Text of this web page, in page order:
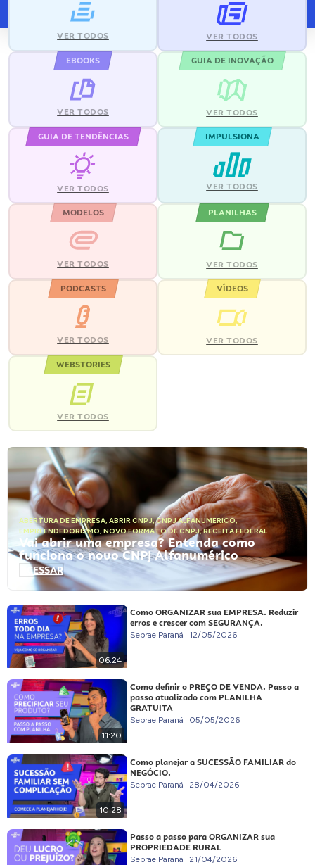
VER TODOS VER TODOS
EBOOKS
VER TODOS
GUIA DE INOVAÇÃO
VER TODOS
GUIA DE TENDÊNCIAS
VER TODOS
IMPULSIONA
VER TODOS
MODELOS
VER TODOS
PLANILHAS
VER TODOS
PODCASTS
VER TODOS
VÍDEOS
VER TODOS
WEBSTORIES
VER TODOS
ABERTURA DE EMPRESA, ABRIR CNPJ,CNPJ ALFANUMÉRICO,
EMPREENDEDORISMO, NOVO FORMATO DE CNPJ,RECEITA FEDERAL
Vai abrir uma empresa? Entenda como
funciona o novo CNPJ Alfanumérico
ACESSAR
06:24
Como ORGANIZAR sua EMPRESA. Reduzir
erros e crescer com SEGURANÇA.
Sebrae Paraná 12/05/2026
11:20
Como definir o PREÇO DE VENDA. Passo a
passo atualizado com PLANILHA
GRATUITA
Sebrae Paraná 05/05/2026
10:28
Como planejar a SUCESSÃO FAMILIAR do
NEGÓCIO.
Sebrae Paraná 28/04/2026
Passo a passo para ORGANIZAR sua
PROPRIEDADE RURAL
Sebrae Paraná 21/04/2026